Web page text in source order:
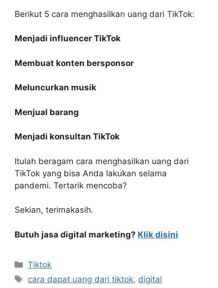
Berikut 5 cara menghasilkan uang dari TikTok:
Menjadi influencer TikTok
Membuat konten bersponsor
Meluncurkan musik
Menjual barang
Menjadi konsultan TikTok
Itulah beragam cara menghasilkan uang dari
TikTok yang bisa Anda lakukan selama
pandemi. Tertarik mencoba?
Sekian, terimakasih.
Butuh jasa digital marketing? Klik disini
Tiktok
cara dapat uang dari tiktok, digital